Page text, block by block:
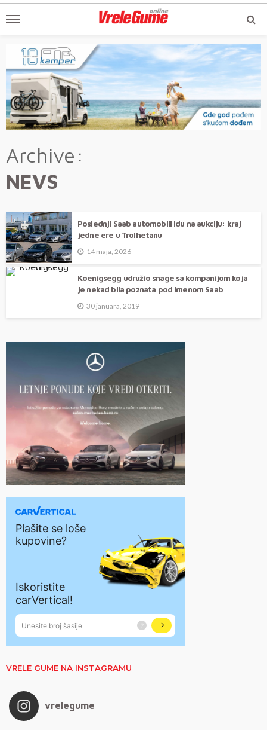
Archive
NEVS
Poslednji Saab automobili idu na aukciju: kraj
jedne ere u Trolhetanu
14 maja, 2026
Koenigsegg udružio snage sa kompanijom koja
je nekad bila poznata pod imenom Saab
30 januara, 2019
VRELE GUME NA INSTAGRAMU
vrelegume